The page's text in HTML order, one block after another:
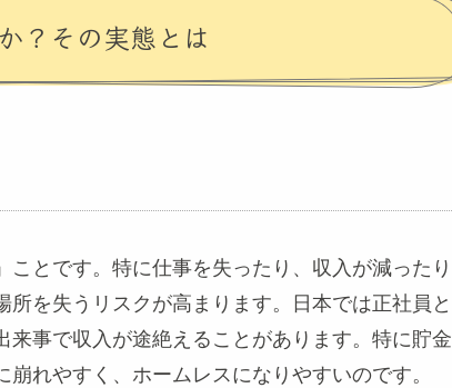
？その実態とは
とです。特に仕事を失ったり、収入が減ったり
を失うリスクが高まります。日本では正社員と
事で収入が途絶えることがあります。特に貯金
れやすく、ホームレスになりやすいのです。